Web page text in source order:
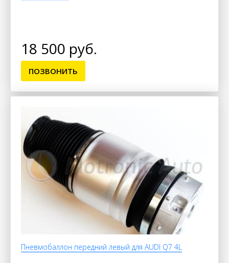
18 500 руб.
ПОЗВОНИТЬ
Пневмобаллон передний левый для AUDI Q7 4L